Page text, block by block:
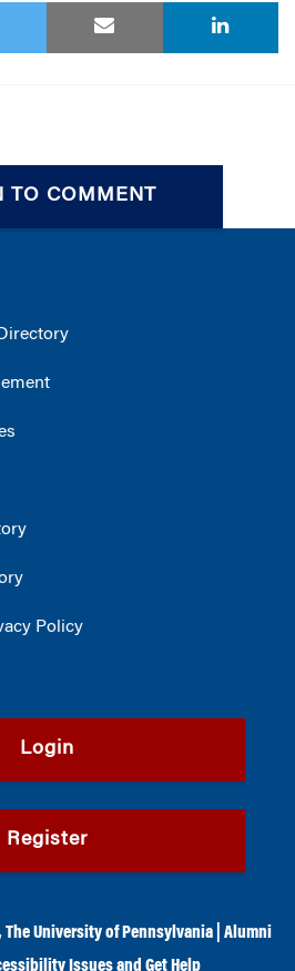
TO COMMENT
Policy
Login
Register
The University of Pennsylvania
Alumni
Issues and Get Help